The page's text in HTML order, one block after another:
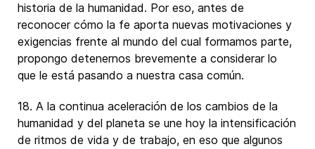
historia de la humanidad. Por eso, antes de
reconocer cómo la fe aporta nuevas motivaciones y
exigencias frente al mundo del cual formamos parte,
propongo detenernos brevemente a considerar lo
que le está pasando a nuestra casa común.
18. A la continua aceleración de los cambios de la
humanidad y del planeta se une hoy la intensificación
de ritmos de vida y de trabajo, en eso que algunos